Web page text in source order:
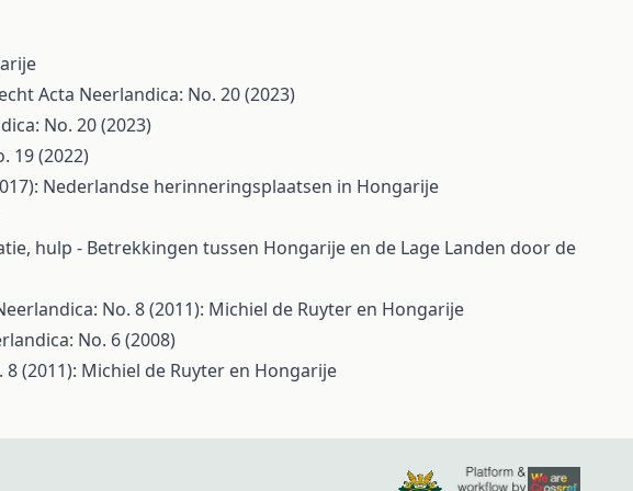
Acta Neerlandica: No. 20 (2023)
No. 20 (2023)
19 (2022)
Nederlandse herinneringsplaatsen in Hongarije
hulp - Betrekkingen tussen Hongarije en de Lage Landen door de
No. 8 (2011): Michiel de Ruyter en Hongarije
No. 6 (2008)
8 (2011): Michiel de Ruyter en Hongarije